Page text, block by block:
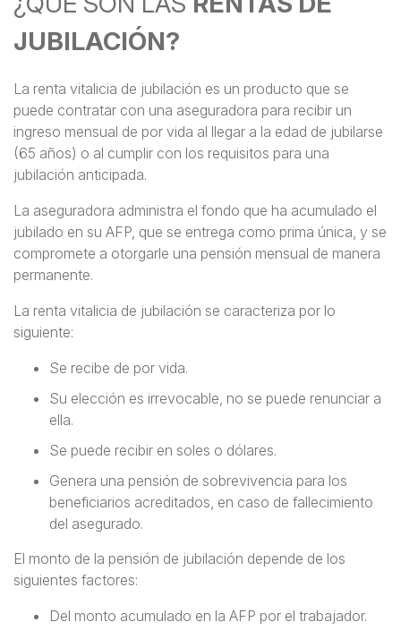
JUBILACIÓN?
La renta vitalicia de jubilación es un producto que se
puede contratar con una aseguradora para recibir un
ingreso mensual de por vida al llegar a la edad de jubilarse
(65 años) o al cumplir con los requisitos para una
jubilación anticipada.
La aseguradora administra el fondo que ha acumulado el
jubilado en su AFP, que se entrega como prima única, y se
compromete a otorgarle una pensión mensual de manera
permanente.
La renta vitalicia de jubilación se caracteriza por lo
siguiente:
Se recibe de por vida.
Su elección es irrevocable, no se puede renunciar a
ella.
Se puede recibir en soles o dólares.
Genera una pensión de sobrevivencia para los
beneficiarios acreditados, en caso de fallecimiento
del asegurado.
El monto de la pensión de jubilación depende de los
siguientes factores:
Del monto acumulado en la AFP por el trabajador.